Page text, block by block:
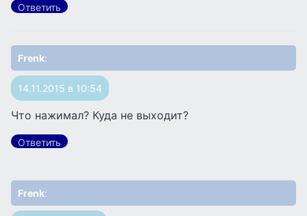
Ответить
Frenk:
14.11.2015 в 10:54
Что нажимал? Куда не выходит?
Ответить
Frenk: